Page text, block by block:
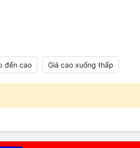
đến cao Giá cao xuống thấp